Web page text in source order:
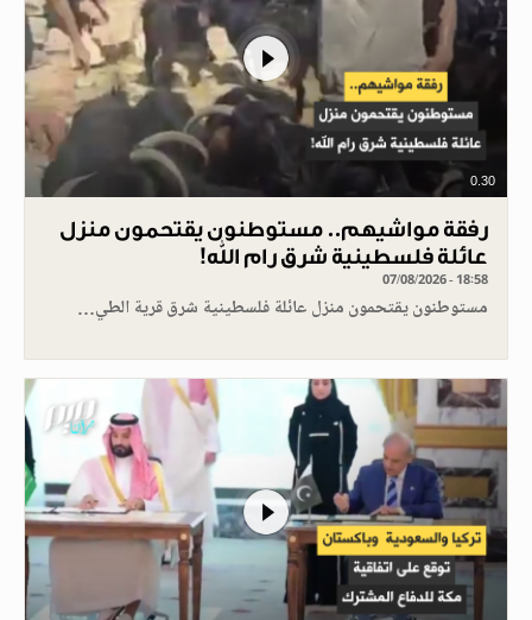
0.30
رفقة مواشيهم.. مستوطنون يقتحمون منزل
عائلة فلسطينية شرق رام الله!
07/08/2026 - 18:58
مستوطنون يقتحمون منزل عائلة فلسطينية شرق قرية الطي…